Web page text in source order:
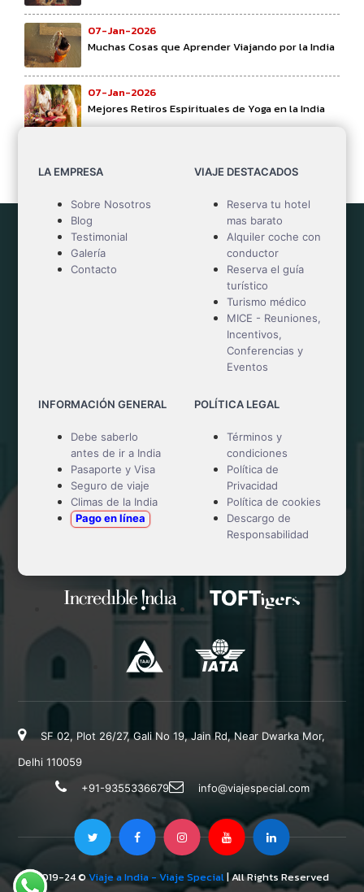
07-Jan-2026
Muchas Cosas que Aprender Viajando por la India
07-Jan-2026
Mejores Retiros Espirituales de Yoga en la India
Mejor paquete turístico
LA EMPRESA
Sobre Nosotros
Blog
Testimonial
Galería
Contacto
VIAJE DESTACADOS
Reserva tu hotel
mas barato
Alquiler coche con
conductor
Reserva el guía
turístico
Turismo médico
MICE - Reuniones,
Incentivos,
Conferencias y
Eventos
INFORMACIÓN GENERAL
Debe saberlo
antes de ir a India
Pasaporte y Visa
Seguro de viaje
Climas de la India
Pago en línea
POLÍTICA LEGAL
Términos y
condiciones
Política de
Privacidad
Política de cookies
Descargo de
Responsabilidad
SF 02, Plot 26/27, Gali No 19, Jain Rd, Near Dwarka Mor,
Delhi 110059
+91-9355336679
info@viajespecial.com
2019-24 ©Viaje a India - Viaje Special| All Rights Reserved